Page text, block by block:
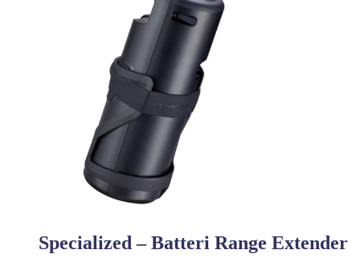
Specialized – Batteri Range Extender